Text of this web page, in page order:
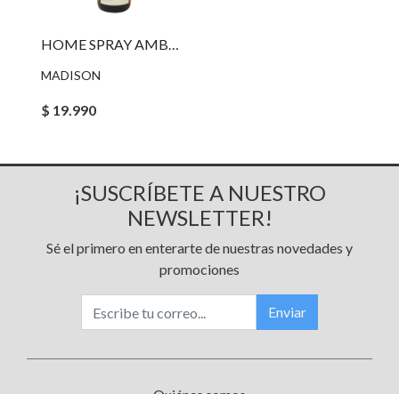
HOME SPRAY AMBAR GREEN CITRUS MADISON
MADISON
$ 19.990
¡SUSCRÍBETE A NUESTRO
NEWSLETTER!
Sé el primero en enterarte de nuestras novedades y
promociones
Enviar